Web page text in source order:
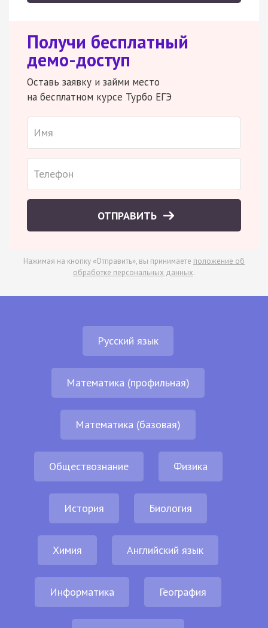
Получи бесплатный
демо-доступ
Оставь заявку и займи место
на бесплатном курсе Турбо ЕГЭ
ОТПРАВИТЬ
Нажимая на кнопку «Отправить», вы принимаете положение об
обработке персональных данных.
Русский язык
Математика (профильная)
Математика (базовая)
Обществознание Физика
История Биология
Химия Английский язык
Информатика География